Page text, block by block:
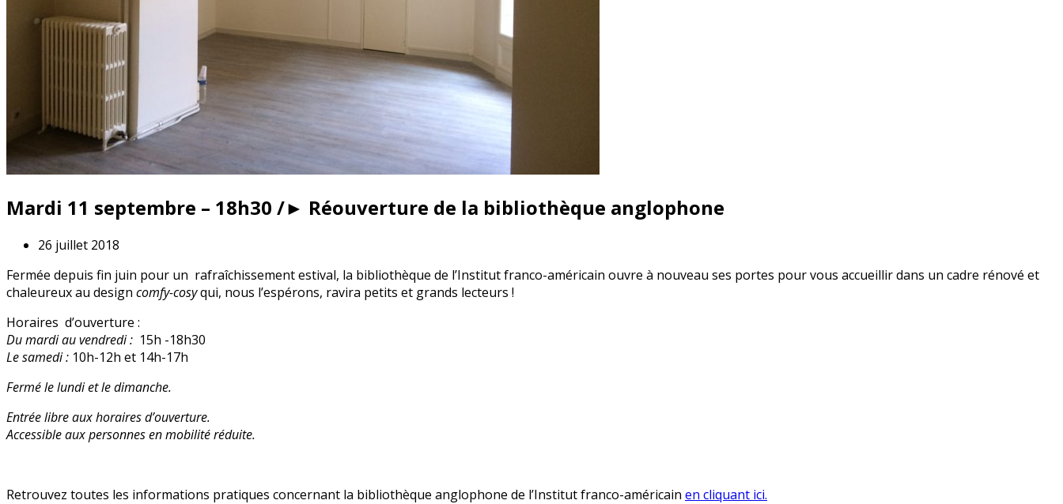
Mardi 11 septembre – 18h30 /► Réouverture de la bibliothèque anglophone
26 juillet 2018
Fermée depuis fin juin pour un rafraîchissement estival, la bibliothèque de l’Institut franco-américain ouvre à nouveau ses portes pour vous accueillir dans un cadre rénové et
chaleureux au design comfy-cosyqui, nous l’espérons, ravira petits et grands lecteurs !
Horaires d’ouverture :
Du mardi au vendredi : 15h -18h30
Le samedi : 10h-12h et 14h-17h
Fermé le lundi et le dimanche.
Entrée libre aux horaires d’ouverture.
Accessible aux personnes en mobilité réduite.
Retrouvez toutes les informations pratiques concernant la bibliothèque anglophone de l’Institut franco-américain en cliquant ici.